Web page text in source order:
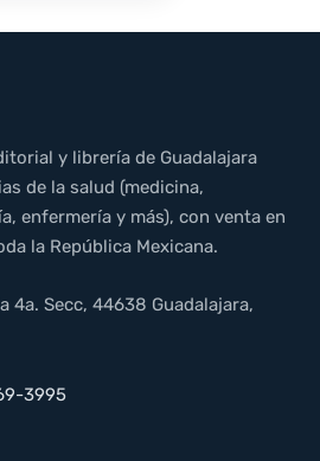
y librería de Guadalajara
de la salud (medicina,
enfermería y más), con venta en
la República Mexicana.
4a. Secc, 44638 Guadalajara,
3995